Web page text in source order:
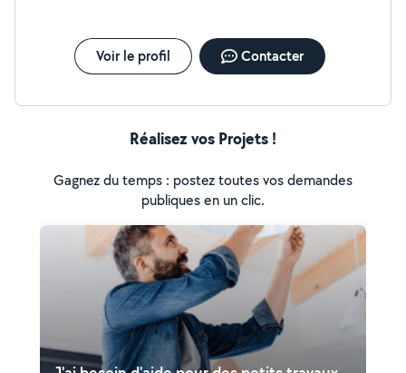
entièrement monté et repeint par mes soins.
Démontage, changement de pièces, nettoyage et
remontage IMac ️. D'autres photos, notamment les CV
soir en semaine et le week-end. Au plaisir de vous relire.
Voir le profil Contacter
Réalisez vos Projets !
Gagnez du temps : postez toutes vos demandes
publiques en un clic.